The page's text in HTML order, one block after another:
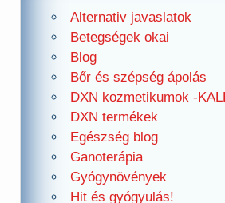
Alternativ javaslatok
Betegségek okai
Blog
Bőr és szépség ápolás
DXN kozmetikumok -
DXN termékek
Egészség blog
Ganoterápia
Gyógynövények
Hit és gyógyulás!